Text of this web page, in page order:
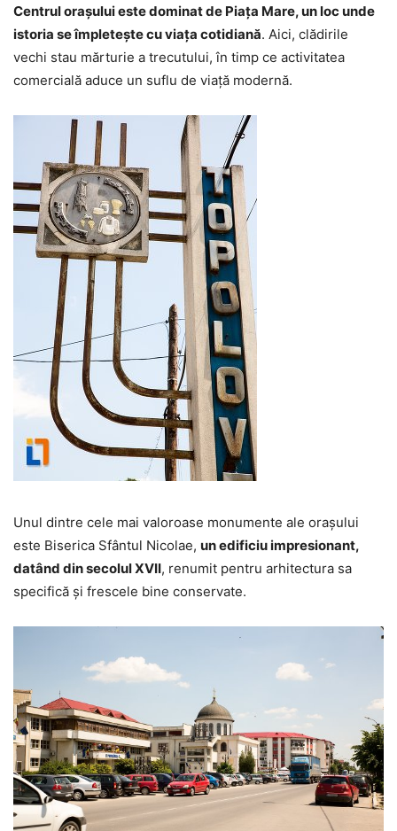
Centrul orașului este dominat de Piața Mare, un loc unde
istoria se împletește cu viața cotidiană. Aici, clădirile
vechi stau mărturie a trecutului, în timp ce activitatea
comercială aduce un suflu de viață modernă.
Unul dintre cele mai valoroase monumente ale orașului
este Biserica Sfântul Nicolae, un edificiu impresionant,
datând din secolul XVII, renumit pentru arhitectura sa
specifică și frescele bine conservate.